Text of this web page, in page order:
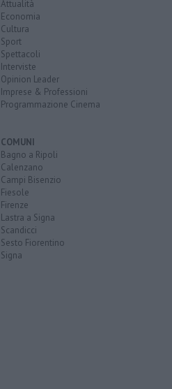
Attualità
Economia
Cultura
Sport
Spettacoli
Interviste
Opinion Leader
Imprese & Professioni
Programmazione Cinema
COMUNI
Bagno a Ripoli
Calenzano
Campi Bisenzio
Fiesole
Firenze
Lastra a Signa
Scandicci
Sesto Fiorentino
Signa